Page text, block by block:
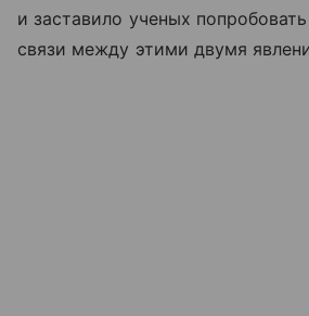
и заставило ученых
связи между этими двумя